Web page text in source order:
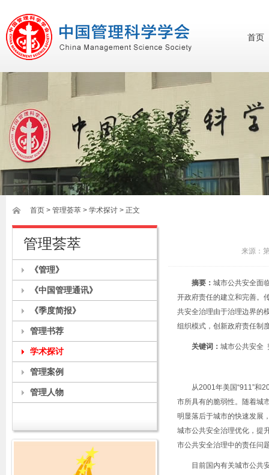
首页
首页 > 管理荟萃 > 学术探讨 > 正文
管理荟萃
《管理》
《中国管理通讯》
《季度简报》
管理书荐
学术探讨
管理案例
管理人物
来源：
摘要： 城市公共安全面
开政府责任的建立和完善。
共安全治理由于治理边界的
组织模式，创新政府责任制
关键词： 城市公共安全
从2001年美国“911”和
市所具有的脆弱性。随着城
明显落后于城市的快速发展
城市公共安全治理优化，提
市公共安全治理中的责任问
目前国内有关城市公共